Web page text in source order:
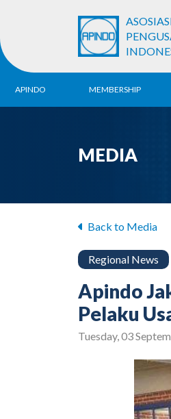
APINDO
Vision & Mission
MEMBERSHIP
MEDIA
Back to Media
Regional News
Apindo
Pelaku
Tuesday, 03